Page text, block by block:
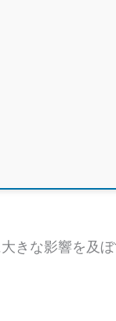
きな影響を及